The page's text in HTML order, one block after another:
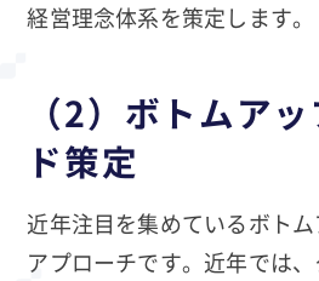
経営理念体系を策定します。
（2）ボトムア
ド策定
近年注目を集めているボト
アプローチです。近年では